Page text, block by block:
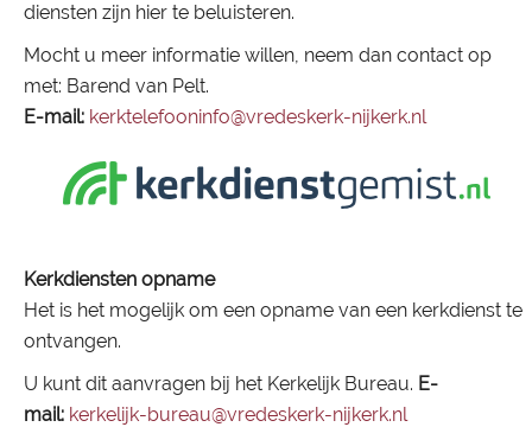
diensten zijn hier te beluisteren.
Mocht u meer informatie willen, neem dan contact op
met: Barend van Pelt.
E-mail: kerktelefooninfo@vredeskerk-nijkerk.nl
Kerkdiensten opname
Het is het mogelijk om een opname van een kerkdienst te
ontvangen.
U kunt dit aanvragen bij het Kerkelijk Bureau. E-
mail: kerkelijk-bureau@vredeskerk-nijkerk.nl